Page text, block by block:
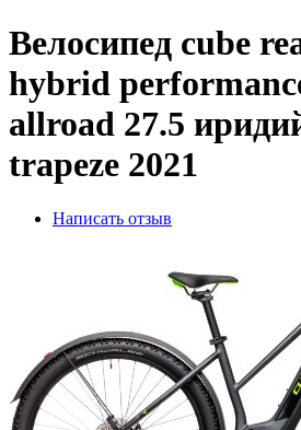
Велосипед cube
hybrid
allroad 27.5
trapeze 2021
Написать отзыв